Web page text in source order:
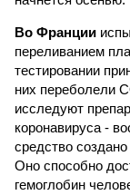
Во Франции
переливанием
тестировании
них переболели
исследуют
коронавируса -
средство
Оно способно
гемоглобин